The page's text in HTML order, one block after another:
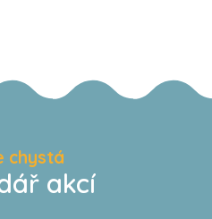
chystá
akcí